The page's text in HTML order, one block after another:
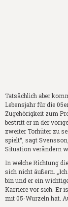
Tatsächlich aber
Lebensjahr für die
Zugehörigkeit zum
bestritt er in der
zweiter Torhüter zu
spielt“, sagt
Situation verändern
In welche Richtung
sich nicht äußern.
bin und er ein
Karriere vor sich. Er
mit 05-Wurzeln hat.